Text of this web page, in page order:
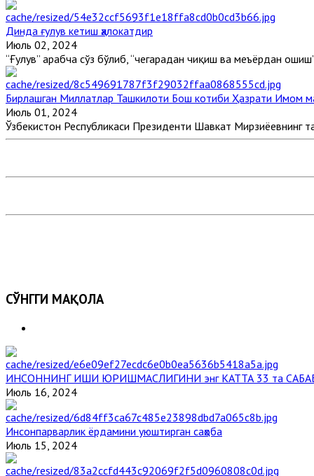
Динда ғулув кетиш ҳалокатдир
Июль 02, 2024
“Ғулув” арабча сўз бўлиб, “чегарадан чиқиш ва меъёрдан
Бирлашган Миллатлар Ташкилоти Бош котиби Ҳазрати Имом
Июль 01, 2024
Ўзбекистон Республикаси Президенти Шавкат Мирзиёевнинг
СЎНГГИ МАҚОЛА
ИНСОННИНГ ИШИ ЮРИШМАСЛИГИНИ энг КАТТА 33 та
Июль 16, 2024
Инсонпарварлик ёрдамини уюштирган саҳоба
Июль 15, 2024